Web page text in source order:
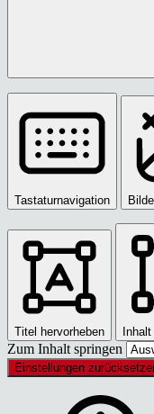
Tastaturnavigation
Titel hervorheben
Zum Inhalt springen
Einstellungen